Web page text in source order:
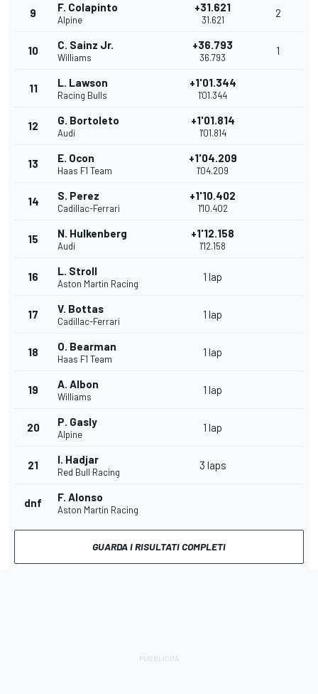
9 F. Colapinto
Alpine
+31.621
31.621
2
10 C. Sainz Jr.
Williams
+36.793
36.793
1
11 L. Lawson
Racing Bulls
+1'01.344
1'01.344
12 G. Bortoleto
Audi
+1'01.814
1'01.814
13 E. Ocon
Haas F1 Team
+1'04.209
1'04.209
14 S. Perez
Cadillac-Ferrari
+1'10.402
1'10.402
15 N. Hulkenberg
Audi
+1'12.158
1'12.158
16 L. Stroll
Aston Martin Racing
1 lap
17 V. Bottas
Cadillac-Ferrari
1 lap
18 O. Bearman
Haas F1 Team
1 lap
19 A. Albon
Williams
1 lap
20 P. Gasly
Alpine
1 lap
21 I. Hadjar
Red Bull Racing
3 laps
dnf F. Alonso
Aston Martin Racing
GUARDA I RISULTATI COMPLETI